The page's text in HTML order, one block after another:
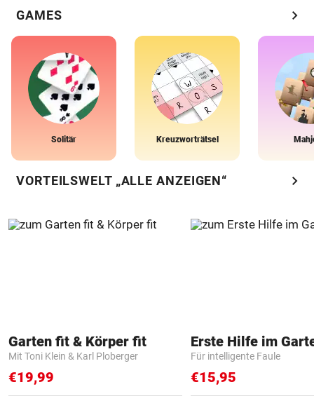
GAMES chevron_right
Solitär Kreuzworträtsel
VORTEILSWELT „ALLE ANZEIGEN“ chevron_right
Garten fit & Körper fit
Mit Toni Klein & Karl Ploberger
€19,99
Erste Hilfe im
Für intelligente Faule
€15,95